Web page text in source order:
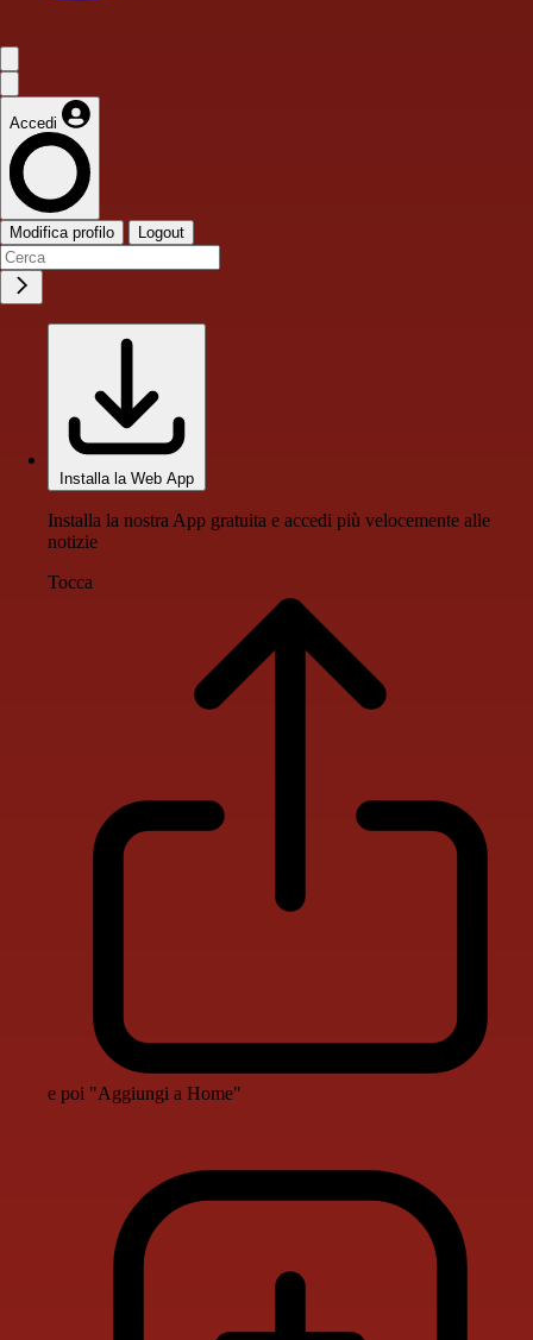
Accedi
Modifica profilo Logout
Installa la Web App
Installa la nostra App gratuita e accedi più velocemente alle
notizie
Tocca
e poi "Aggiungi a Home"